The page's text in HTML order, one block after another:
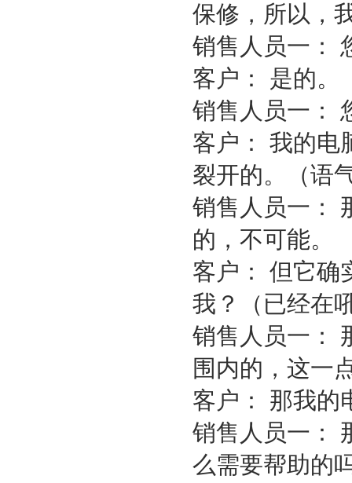
保修，所以，
销售人员一：
客户： 是的。
销售人员一：
客户： 我的电
裂开的。（语
销售人员一：
的，不可能。
客户： 但它确
我？（已经在
销售人员一：
围内的，这一
客户： 那我的
销售人员一：
么需要帮助的